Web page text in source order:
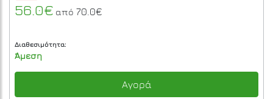
56.0€ από 70.0€
Διαθεσιμότητα:
Άμεση
Αγορά